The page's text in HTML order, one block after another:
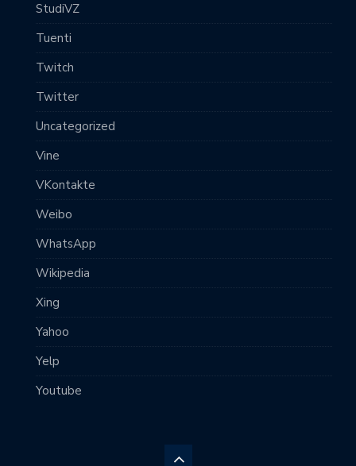
StudiVZ
Tuenti
Twitch
Twitter
Uncategorized
Vine
VKontakte
Weibo
WhatsApp
Wikipedia
Xing
Yahoo
Yelp
Youtube